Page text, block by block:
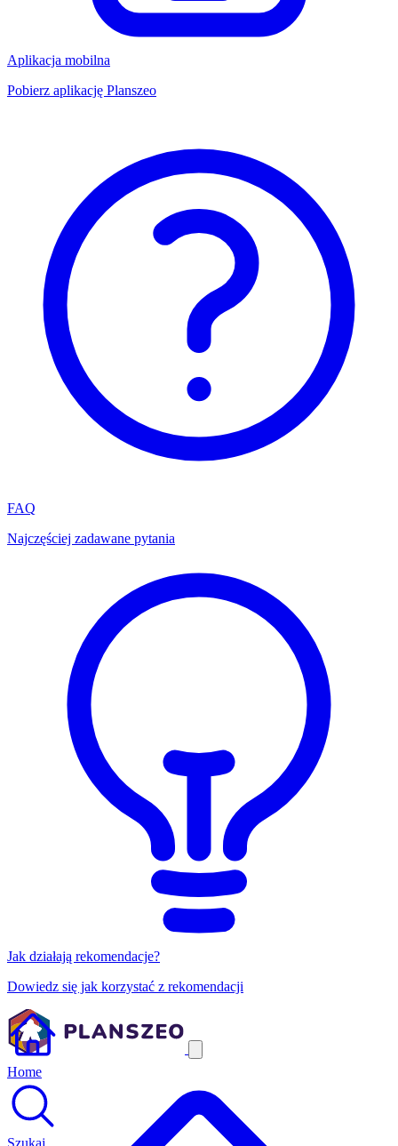
Aplikacja mobilna
Pobierz aplikację Planszeo
FAQ
Najczęściej zadawane pytania
Jak działają rekomendacje?
Dowiedz się jak korzystać z rekomendacji
Home
Szukaj